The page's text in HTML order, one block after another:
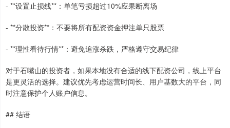
- **设置止损线**：单笔亏损超过10%应果断离场
- **分散投资**：不要将所有配资资金押注单只股票
- **理性看待行情**：避免追涨杀跌，严格遵守交易纪律
对于石嘴山的投资者，如果本地没有合适的线下配资公司，线上平台
是更灵活的选择。建议优先考虑运营时间长、用户基数大的平台，同
时注意保护个人账户信息。
## 结语